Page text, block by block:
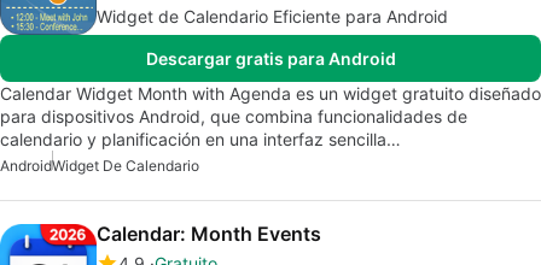
Widget de Calendario Eficiente para Android
Descargar gratis para Android
Calendar Widget Month with Agenda es un widget gratuito diseñado
para dispositivos Android, que combina funcionalidades de
calendario y planificación en una interfaz sencilla…
AndroidWidget De Calendario
Calendar: Month Events